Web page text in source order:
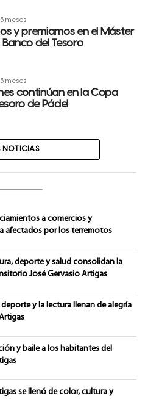
meses
y premiamos en el Máster
del Tesoro
meses
continúan en la Copa
de Pádel
NOTICIAS
a comercios y
afectados por los terremotos
deporte y salud consolidan la
José Gervasio Artigas
y la lectura llenan de alegría
y baile a los habitantes del
se llenó de color, cultura y